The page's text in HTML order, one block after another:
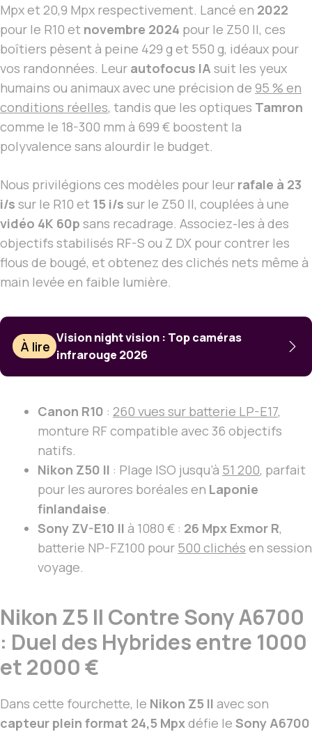
Mpx et 20,9 Mpx respectivement. Lancé en 2022
pour le R10 et novembre 2024 pour le Z50 II, ces
boîtiers pèsent à peine 429 g et 550 g, idéaux pour
vos randonnées. Leur autofocus IA suit les yeux
humains ou animaux avec une précision de 95 % en
conditions réelles, tandis que les optiques Tamron
comme le 18-300 mm à 699 € boostent la
polyvalence sans alourdir le budget.
Nous privilégions ces modèles pour leur rafale à 23
i/s sur le R10 et 15 i/s sur le Z50 II, couplées à une
vidéo 4K 60p sans recadrage. Associez-les à des
objectifs stabilisés RF-S ou Z DX pour contrer les
flous de bougé, et obtenez des clichés nets même à
main levée en faible lumière.
À lire
Vision night vision : Top caméras
infrarouge 2026
Canon R10 : 260 vues sur batterie LP-E17,
monture RF compatible avec 36 objectifs
natifs.
Nikon Z50 II : Plage ISO jusqu’à 51 200, parfait
pour les aurores boréales en Laponie
finlandaise.
Sony ZV-E10 II à 1080 € : 26 Mpx Exmor R,
batterie NP-FZ100 pour 500 clichés en session
voyage.
Nikon Z5 II Contre Sony A6700
: Duel des Hybrides entre 1000
et 2000 €
Dans cette fourchette, le Nikon Z5 II avec son
capteur plein format 24,5 Mpxdéfie le Sony A6700